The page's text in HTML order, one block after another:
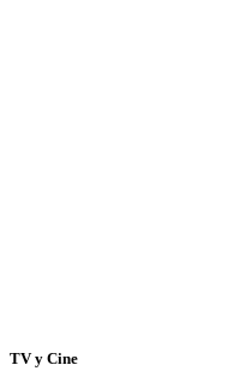
TV y Cine